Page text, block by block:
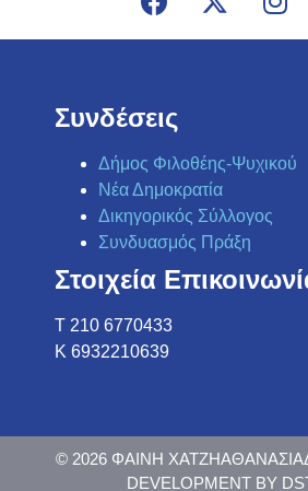
Συνδέσεις
Δήμος Φιλοθέης-Ψυχικού
Νέα Δημοκρατία
Δικηγορικός Σύλλογος
Συνδυασμός Πράξη
Στοιχεία
Τ 210 6770433
K 6932210639
© 2026 ΦΑΙΝΗ
DEVELOPMENT BY